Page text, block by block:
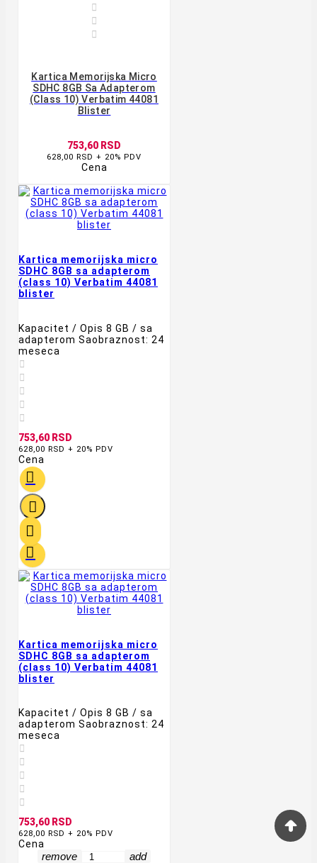



Kartica Memorijska Micro
SDHC 8GB Sa Adapterom
(class 10) Verbatim 44081
Blister
753,60 RSD
628,00 RSD + 20% PDV
Cena
Kartica memorijska micro
SDHC 8GB sa adapterom
(class 10) Verbatim 44081
blister
Kapacitet / Opis 8 GB / sa
adapterom Saobraznost: 24
meseca





753,60 RSD
628,00 RSD + 20% PDV
Cena




Kartica memorijska micro
SDHC 8GB sa adapterom
(class 10) Verbatim 44081
blister
Kapacitet / Opis 8 GB / sa
adapterom Saobraznost: 24
meseca





753,60 RSD
628,00 RSD + 20% PDV
Cena
remove add